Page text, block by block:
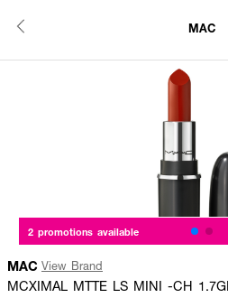
MAC
2 promotions available
MAC View Brand
MCXIMAL MTTE LS MINI -CH